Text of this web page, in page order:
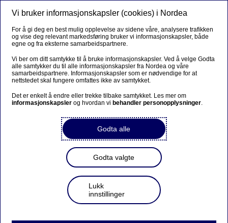
Vi bruker informasjonskapsler (cookies) i Nordea
For å gi deg en best mulig opplevelse av sidene våre, analysere trafikken
og vise deg relevant markedsføring bruker vi informasjonskapsler, både
egne og fra eksterne samarbeidspartnere.
Vi ber om ditt samtykke til å bruke informasjonskapsler. Ved å velge Godta
alle samtykker du til alle informasjonskapsler fra Nordea og våre
samarbeidspartnere. Informasjonskapsler som er nødvendige for at
nettstedet skal fungere omfattes ikke av samtykket.
Det er enkelt å endre eller trekke tilbake samtykket. Les mer om
informasjonskapsler og hvordan vi behandler personopplysninger.
Godta alle
Godta valgte
Lukk
innstillinger